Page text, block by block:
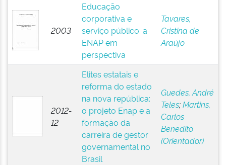
2003
Educação
corporativa e
serviço público: a
ENAP em
perspectiva
Tavares,
Cristina de
Araújo
2012-
12
Elites estatais e
reforma do estado
na nova república:
o projeto Enap e a
formação da
carreira de gestor
governamental no
Brasil
Guedes, André
Teles;Martins,
Carlos
Benedito
(Orientador)